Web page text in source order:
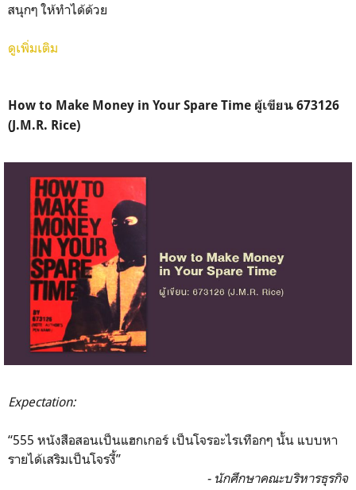
สนุกๆ ให้ทำได้ด้วย
ดูเพิ่มเติม
How to Make Money in Your Spare Time ผู้เขียน 673126
(J.M.R. Rice)
Expectation:
“555 หนังสือสอนเป็นแฮกเกอร์ เป็นโจรอะไรเทือกๆ นั้น แบบหา
รายได้เสริมเป็นโจรงี้”
- นักศึกษาคณะบริหารธุรกิจ